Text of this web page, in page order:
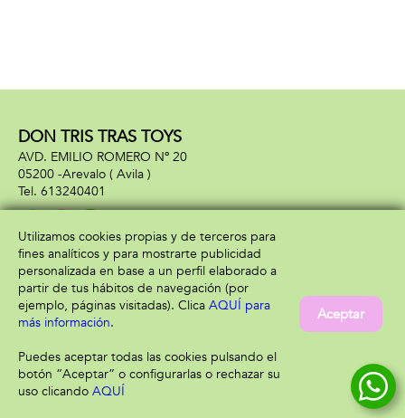
DON TRIS TRAS TOYS
AVD. EMILIO ROMERO Nº 20
05200 -Arevalo ( Avila )
613240401
Información
Aviso legal
Política de privacidad
Política de cookies
Atención al cliente
Envío y devolución
Utilizamos cookies propias y de terceros para
fines analíticos y para mostrarte publicidad
personalizada en base a un perfil elaborado a
partir de tus hábitos de navegación (por
ejemplo, páginas visitadas). Clica AQUÍ para
más información.
Puedes aceptar todas las cookies pulsando el
botón “Aceptar” o configurarlas o rechazar su
uso clicando AQUÍ
Aceptar